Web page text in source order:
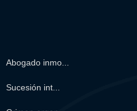
Abogado inmo...
Sucesión int...